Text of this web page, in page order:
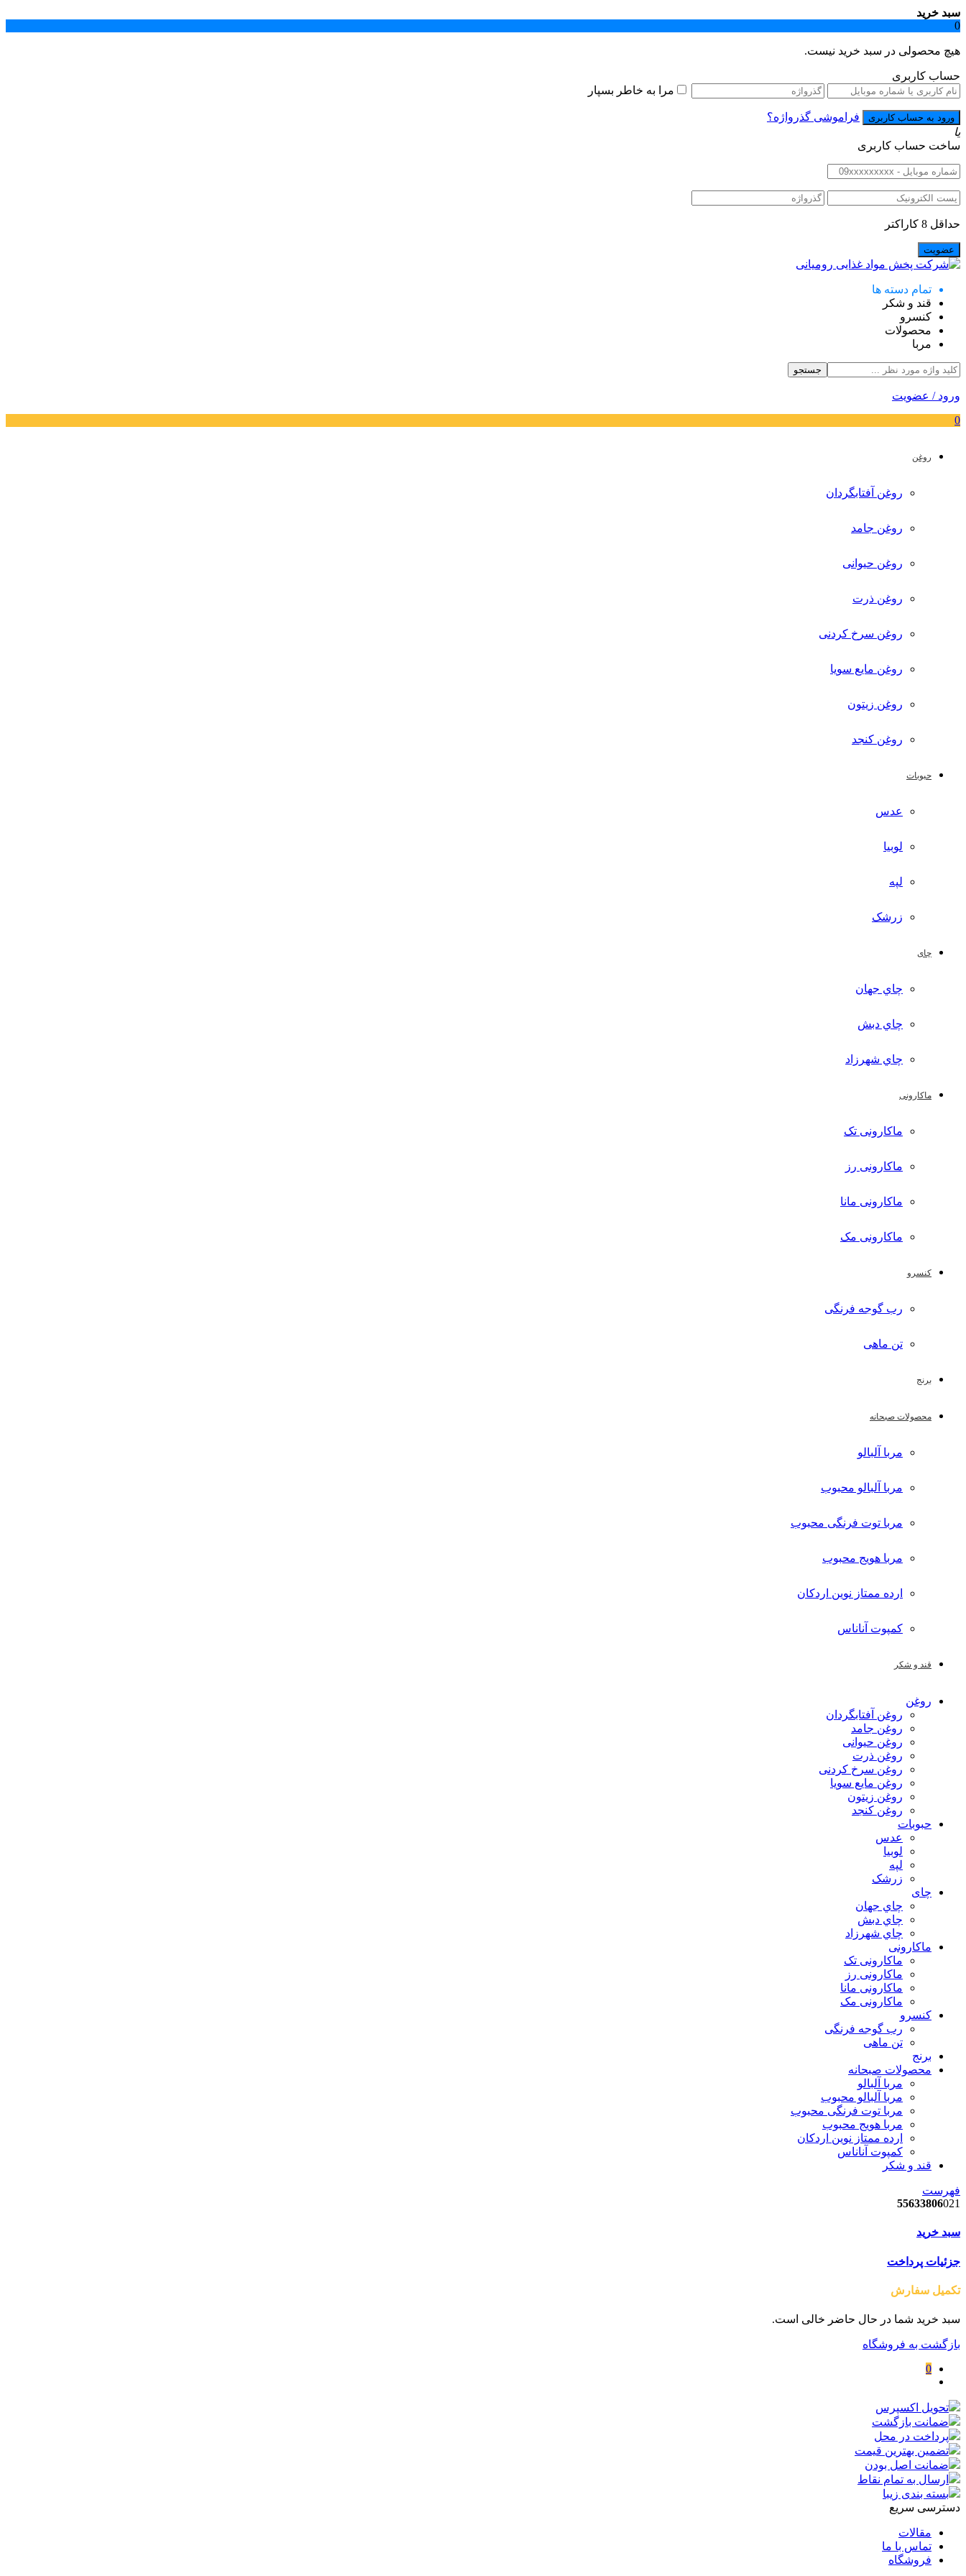
سبد خرید
0
هیچ محصولی در سبد خرید نیست.
حساب کاربری
مرا به خاطر بسپار
فراموشی گذرواژه؟
یا
ساخت حساب کاربری
حداقل 8 کاراکتر
تمام دسته ها
قند و شکر
کنسرو
محصولات
مربا
جستجو
ورود / عضویت
0
روغن
روغن آفتابگردان
روغن جامد
روغن حیوانی
روغن ذرت
روغن سرخ کردنی
روغن مایع سویا
روغن زیتون
روغن کنجد
حبوبات
عدس
لوبیا
لپه
زرشک
چای
چاي جهان
چاي دبش
چاي شهرزاد
ماکارونی
ماکارونی تک
ماکارونی رز
ماکارونی مانا
ماکارونی مک
کنسرو
رب گوجه فرنگی
تن ماهی
برنج
محصولات صبحانه
مربا آلبالو
مربا آلبالو محبوب
مربا توت فرنگی محبوب
مربا هویج محبوب
ارده ممتاز نوین اردکان
کمپوت آناناس
قند و شکر
روغن
روغن آفتابگردان
روغن جامد
روغن حیوانی
روغن ذرت
روغن سرخ کردنی
روغن مایع سویا
روغن زیتون
روغن کنجد
حبوبات
عدس
لوبیا
لپه
زرشک
چای
چاي جهان
چاي دبش
چاي شهرزاد
ماکارونی
ماکارونی تک
ماکارونی رز
ماکارونی مانا
ماکارونی مک
کنسرو
رب گوجه فرنگی
تن ماهی
برنج
محصولات صبحانه
مربا آلبالو
مربا آلبالو محبوب
مربا توت فرنگی محبوب
مربا هویج محبوب
ارده ممتاز نوین اردکان
کمپوت آناناس
قند و شکر
فهرست
55633806021
سبد خرید
جزئیات پرداخت
تکمیل سفارش
سبد خرید شما در حال حاضر خالی است.
بازگشت به فروشگاه
0
تحویل اکسپرس
ضمانت بازگشت
پرداخت در محل
تضمین بهترین قیمت
ضمانت اصل بودن
ارسال به تمام نقاط
بسته بندی زیبا
دسترسی سریع
مقالات
تماس با ما
فروشگاه